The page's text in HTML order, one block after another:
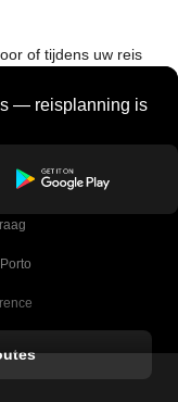
of tijdens uw reis
— reisplanning is